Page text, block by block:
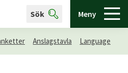
Sök Meny
Anslagstavla Language